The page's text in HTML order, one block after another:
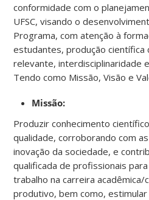
conformidade com o
UFSC, visando o
Programa, com atenção à
estudantes, produção científica
relevante, interdisciplinaridade
Tendo como Missão, Visão e
Missão:
Produzir conhecimento
qualidade, corroborando com
inovação da sociedade, e
qualificada de profissionais
trabalho na carreira
produtivo, bem como, estimular